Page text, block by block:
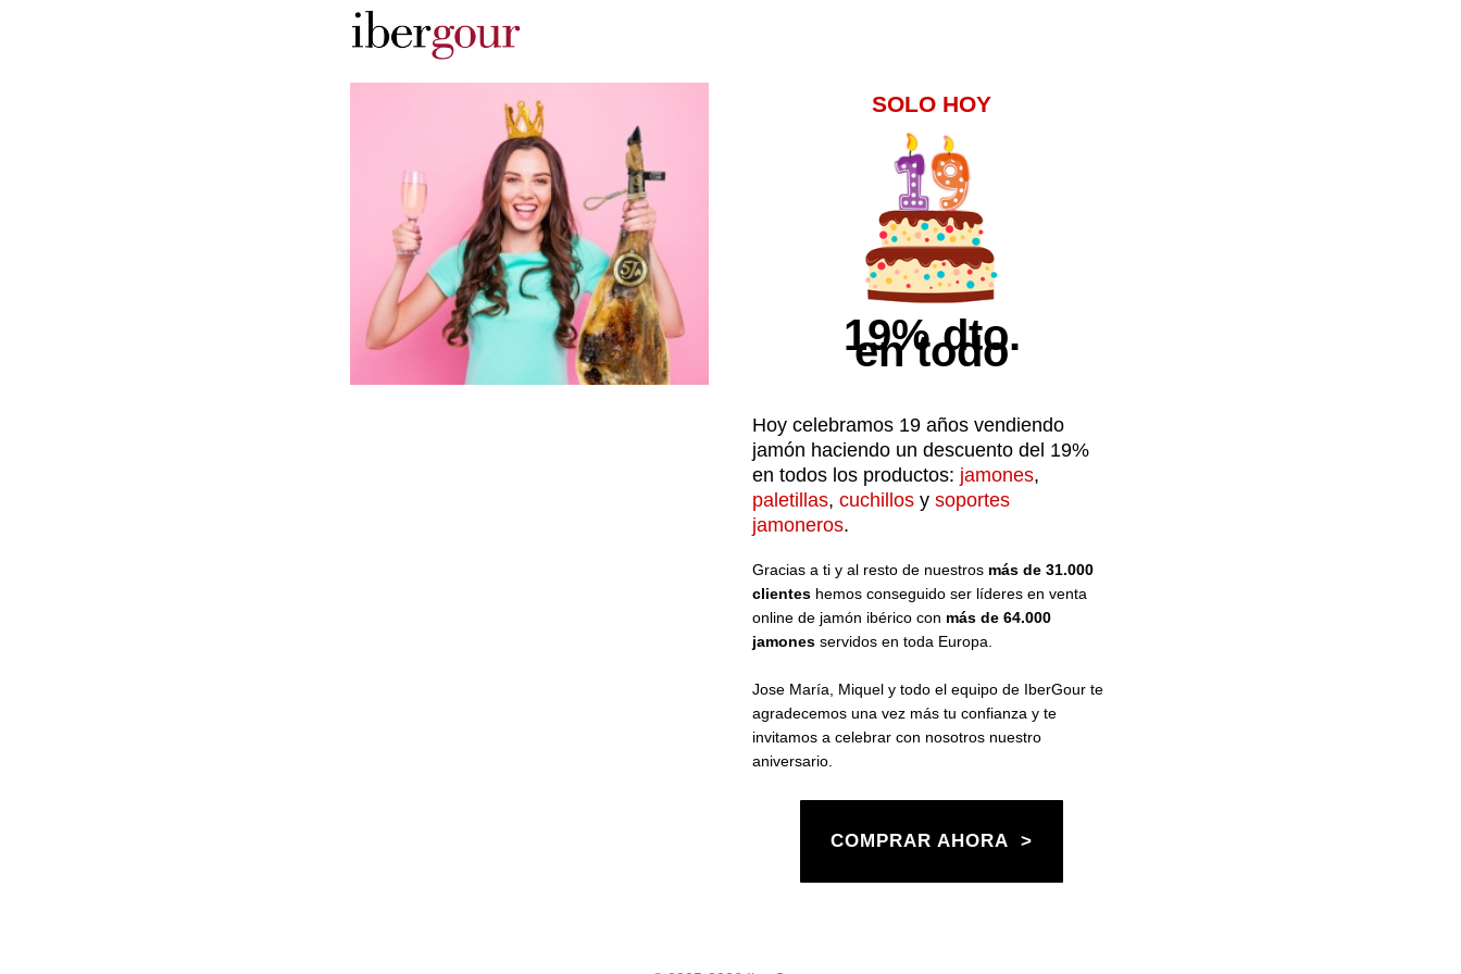
SOLO HOY
19% dto.
en todo
Hoy celebramos 19 años vendiendo
jamón haciendo un descuento del 19%
en todos los productos: jamones,
paletillas, cuchillos y soportes
jamoneros.
Gracias a ti y al resto de nuestros más de 31.000
clientes hemos conseguido ser líderes en venta
online de jamón ibérico con más de 64.000
jamones servidos en toda Europa.
Jose María, Miquel y todo el equipo de IberGour te
agradecemos una vez más tu confianza y te
invitamos a celebrar con nosotros nuestro
aniversario.
COMPRAR AHORA >